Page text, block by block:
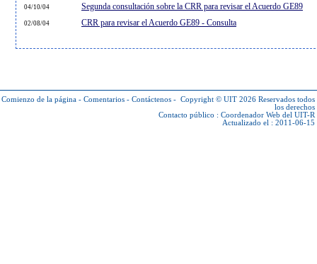
04/10/04 Segunda consultación sobre la CRR para revisar el Acuerdo GE89
02/08/04 CRR para revisar el Acuerdo GE89 - Consulta
Comienzo de la página - Comentarios - Contáctenos - Copyright © UIT 2026 Reservados todos
los derechos
Contacto público : Coordenador Web del UIT-R
Actualizado el : 2011-06-15